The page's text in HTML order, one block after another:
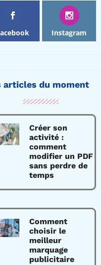
Instagram
articles du moment
Créer son
activité :
comment
modifier un PDF
sans perdre de
temps
Comment
choisir le
meilleur
marquage
publicitaire